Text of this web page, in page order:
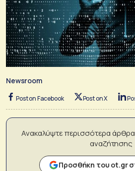
Newsroom
Post on Facebook Post on X
Ανακαλύψτε περισσότερα
αναζήτησης
Προσθήκη του ot.gr